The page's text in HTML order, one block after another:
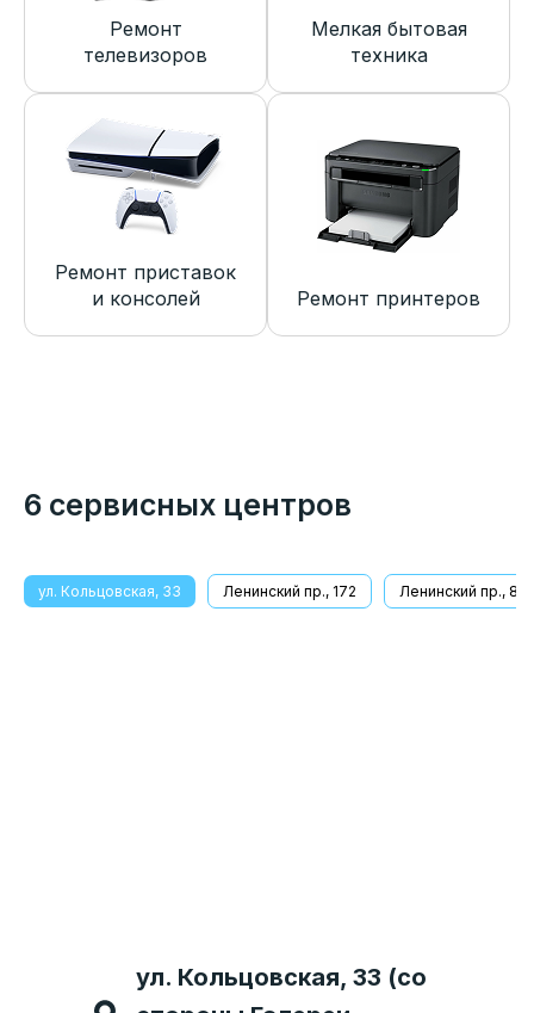
Ремонт
телевизоров
Мелкая бытовая
техника
Ремонт приставок
и консолей
Ремонт принтеров
6 сервисных центров
ул. Кольцовская, 33 Ленинский пр., 172 Ленинский пр., 8/1
ул. Кольцовская, 33 (со
Ленинский проспект 172
Ленинский проспект 8/1
Московский проспект 70
ул. Домостроителей 13,
от центрального входа в